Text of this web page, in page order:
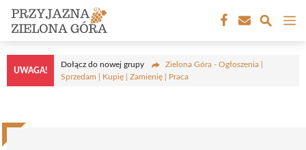
Przejdź
treści
UWAGA!
Dołącz do nowej grupy
Zielona Góra - Ogłoszenia |
Sprzedam | Kupię | Zamienię | Praca